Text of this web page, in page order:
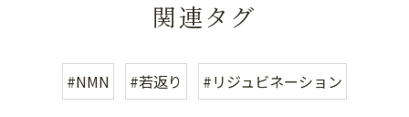
関連タグ
#NMN #若返り #リジュビネーション